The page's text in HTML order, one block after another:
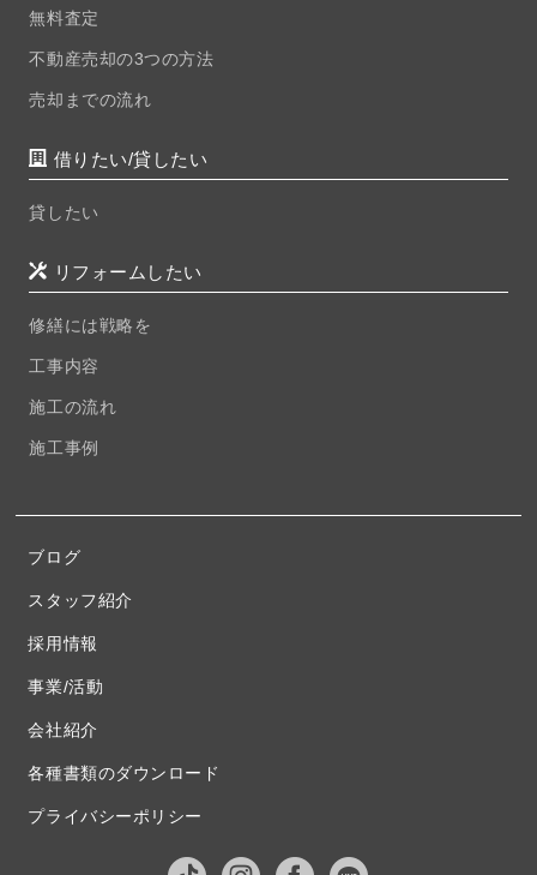
無料査定
不動産売却の3つの方法
売却までの流れ
借りたい/貸したい
貸したい
リフォームしたい
修繕には戦略を
工事内容
施工の流れ
施工事例
ブログ
スタッフ紹介
採用情報
事業/活動
会社紹介
各種書類のダウンロード
プライバシーポリシー